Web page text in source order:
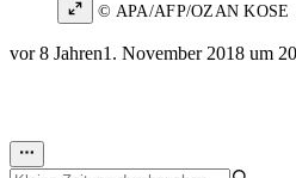
© APA/AFP/OZAN KOSE
vor 8 Jahren1. November 2018 um